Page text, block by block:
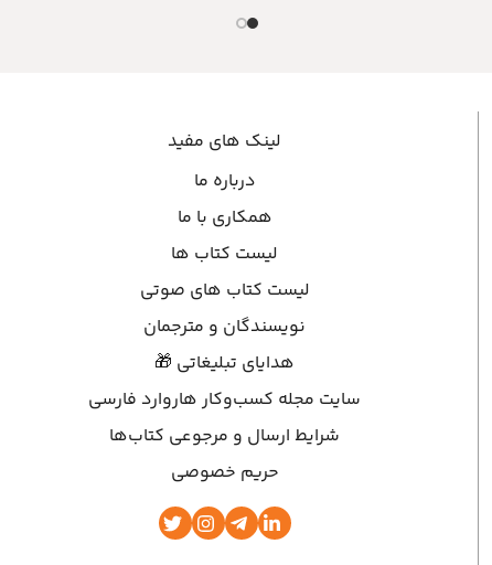
لینک های مفید
درباره ما
همکاری با ما
لیست کتاب ها
لیست کتاب های صوتی
نویسندگان و مترجمان
هدایای تبلیغاتی 🎁
سایت مجله کسب‌وکار هاروارد فارسی
شرایط ارسال و مرجوعی کتاب‌ها
حریم خصوصی